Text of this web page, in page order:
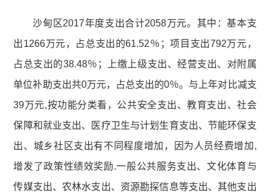
沙甸区2017年度支出合计2058万元。其中：基本支
出1266万元，占总支出的61.52％；项目支出792万元，
占总支出的38.48％；上缴上级支出、经营支出、对附属
单位补助支出共0万元，占总支出的0％。与上年对比减支
39万元,按功能分类看，公共安全支出、教育支出、社会
保障和就业支出、医疗卫生与计划生育支出、节能环保支
出、城乡社区支出有不同程度增加，因为人员经费增加,
增发了政策性绩效奖励.一般公共服务支出、文化体育与
传媒支出、农林水支出、资源勘探信息等支出、其他支出